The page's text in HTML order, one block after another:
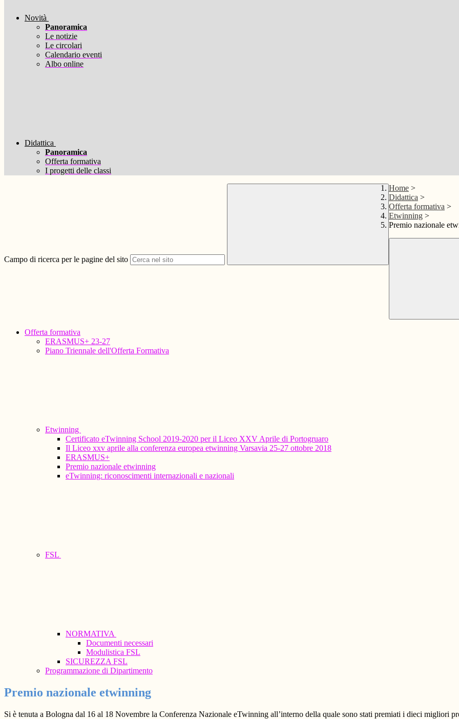
Novità
Panoramica
Le notizie
Le circolari
Calendario eventi
Albo online
Didattica
Panoramica
Offerta formativa
I progetti delle classi
Campo di ricerca per le pagine del sito
Home >
Didattica >
Offerta formativa >
Etwinning >
Premio nazionale
Offerta formativa
ERASMUS+ 23-27
Piano Triennale dell'Offerta Formativa
Etwinning
Certificato eTwinning School 2019-2020 per il Liceo XXV Aprile di Portogruaro
Il Liceo xxv aprile alla conferenza europea etwinning Varsavia 25-27 ottobre 2018
ERASMUS+
Premio nazionale etwinning
eTwinning: riconoscimenti internazionali e nazionali
FSL
NORMATIVA
Documenti necessari
Modulistica FSL
SICUREZZA FSL
Programmazione di Dipartimento
Premio nazionale etwinning
Si è tenuta a Bologna dal 16 al 18 Novembre la Conferenza Nazionale eTwinning all’interno della quale sono stati premiati i dieci migliori